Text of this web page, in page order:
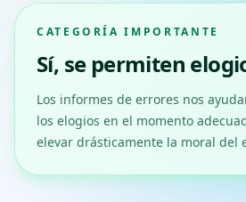
CATEGORÍA IMPORTANTE
Sí, se permiten
Los informes de errores nos
los elogios en el momento
elevar drásticamente la moral del